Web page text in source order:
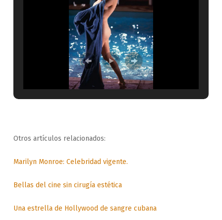
Otros artículos relacionados:
Marilyn Monroe: Celebridad vigente.
Bellas del cine sin cirugía estética
Una estrella de Hollywood de sangre cubana